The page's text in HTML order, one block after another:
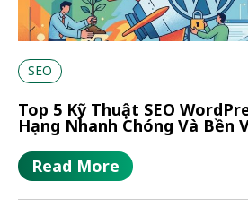
SEO
Top 5 Kỹ Thuật SEO
Hạng Nhanh Chóng Và Bền
Read More